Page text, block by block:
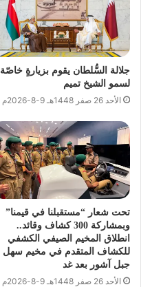
جلالة السُّلطان يقوم بزيارةٍ خاصّة
لسمو الشيخ تميم
الأحد 26 صفر 1448هـ 9-8-2026م
تحت شعار “مستقبلنا في قيمنا”
وبمشاركة 300 كشاف وقائد..
انطلاق المخيم الصيفي الكشفي
للكشاف المتقدم في مخيم سهل
جبل آشور بعد غد
الأحد 26 صفر 1448هـ 9-8-2026م